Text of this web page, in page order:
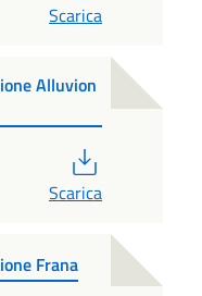
Scarica
Alluvion
Scarica
Frana